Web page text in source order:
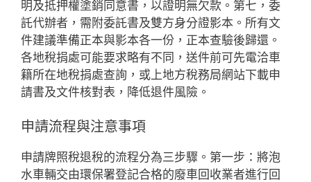
明及抵押權塗銷同意書，以證明無欠款。第七，委
託代辦者，需附委託書及雙方身分證影本。所有文
件建議準備正本與影本各一份，正本查驗後歸還。
各地稅捐處可能要求略有不同，送件前可先電洽車
籍所在地稅捐處查詢，或上地方稅務局網站下載申
請書及文件核對表，降低退件風險。
申請流程與注意事項
申請牌照稅退稅的流程分為三步驟。第一步：將泡
水車輛交由環保署登記合格的廢車回收業者進行回